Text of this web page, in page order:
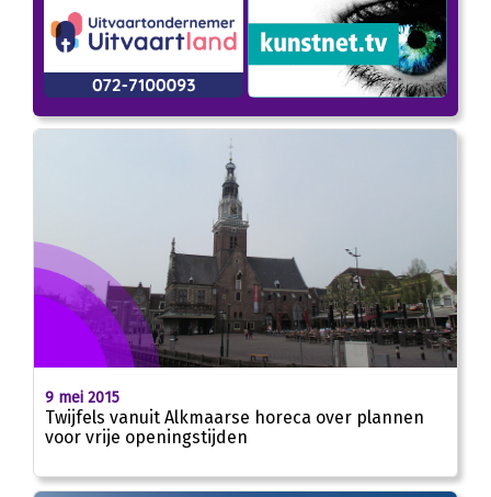
9 mei 2015
Twijfels vanuit Alkmaarse horeca over plannen
voor vrije openingstijden